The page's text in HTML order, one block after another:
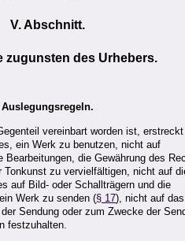
V. Abschnitt.
zugunsten des Urhebers.
Auslegungsregeln.
vereinbart worden ist,
ein Werk zu benutzen, nicht auf
Bearbeitungen, die Gewährung des
Tonkunst zu vervielfältigen, nicht auf
auf Bild- oder Schallträgern und die
Werk zu senden (§ 17), nicht auf das
Sendung oder zum Zwecke der
festzuhalten.